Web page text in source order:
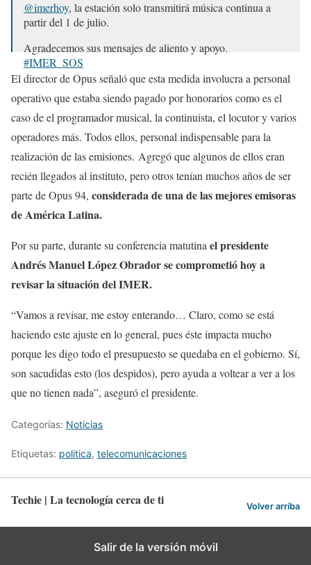
@imerhoy, la estación solo transmitirá música continua a
partir del 1 de julio.
Agradecemos sus mensajes de aliento y apoyo.
#IMER_SOS
— Reactor 105.7 FM (@Reactor105)26 de junio de 2019
El director de Opus señaló que esta medida involucra a personal
operativo que estaba siendo pagado por honorarios como es el
caso de el programador musical, la continuista, el locutor y varios
operadores más. Todos ellos, personal indispensable para la
realización de las emisiones. Agregó que algunos de ellos eran
recién llegados al instituto, pero otros tenían muchos años de ser
parte de Opus 94, considerada de una de las mejores emisoras
de América Latina.
Por su parte, durante su conferencia matutina el presidente
Andrés Manuel López Obrador se comprometió hoy a
revisar la situación del IMER.
“Vamos a revisar, me estoy enterando… Claro, como se está
haciendo este ajuste en lo general, pues éste impacta mucho
porque les digo todo el presupuesto se quedaba en el gobierno. Sí,
son sacudidas esto (los despidos), pero ayuda a voltear a ver a los
que no tienen nada”, aseguró el presidente.
Categorías: Noticias
Etiquetas: politica, telecomunicaciones
Techie | La tecnología cerca de ti Volver arriba
Salir de la versión móvil